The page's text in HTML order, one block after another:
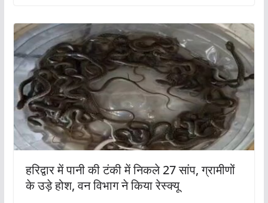
हरिद्वार में पानी की टंकी में निकले 27 सांप, ग्रामीणों
के उड़े होश, वन विभाग ने किया रेस्क्यू